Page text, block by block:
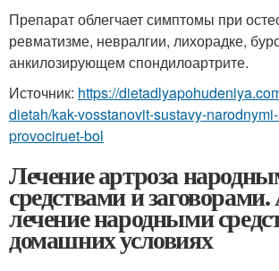
Препарат облегчает симптомы при
ревматизме, невралгии, лихорадке,
анкилозирующем спондилоартрите.
Источник: https://
dietah/kak-vosstanovit-sustavy-
provociruet-bol
Лечение артроза
средствами и
лечение народными
домашних условиях